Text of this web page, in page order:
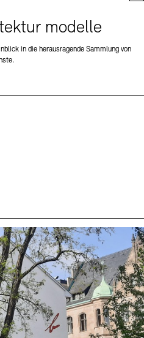
modelle
in die herausragende Sammlung von